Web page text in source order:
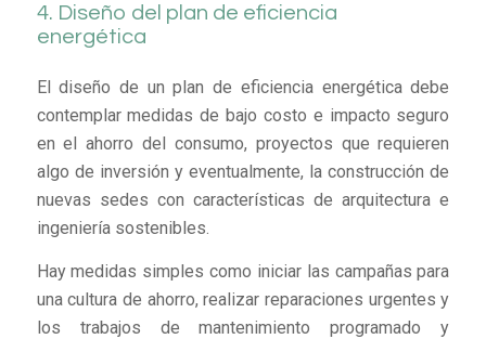
4. Diseño del plan de eficiencia
energética
El diseño de un plan de eficiencia energética debe
contemplar medidas de bajo costo e impacto seguro
en el ahorro del consumo, proyectos que requieren
algo de inversión y eventualmente, la construcción de
nuevas sedes con características de arquitectura e
ingeniería sostenibles.
Hay medidas simples como iniciar las campañas para
una cultura de ahorro, realizar reparaciones urgentes y
los trabajos de mantenimiento programado y